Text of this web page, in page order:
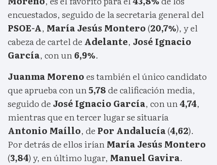
encuestados, seguido de la secretaria general del
PSOE-A, María Jesús Montero(20,7%), y el
cabeza de cartel de Adelante, José Ignacio
García, con un6,9%.
Juanma Morenoes también el único candidato
que aprueba con un5,78de calificación media,
seguido de José Ignacio García, con un4,74,
mientras que en tercer lugar se situaría
Antonio Maíllo, de Por Andalucía(4,62).
Por detrás de ellos iríanMaría Jesús Montero
(3,84) y, en último lugar, Manuel Gavira.